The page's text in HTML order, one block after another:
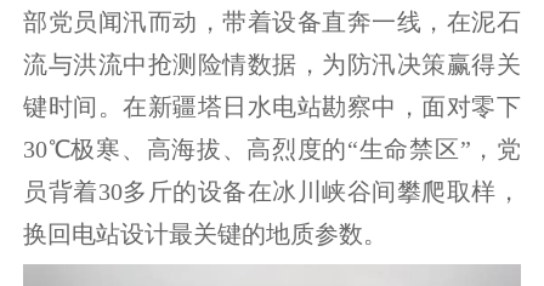
部党员闻汛而动，带着设备直奔一线，在泥石
流与洪流中抢测险情数据，为防汛决策赢得关
键时间。在新疆塔日水电站勘察中，面对零下
30℃极寒、高海拔、高烈度的“生命禁区”，党
员背着30多斤的设备在冰川峡谷间攀爬取样，
换回电站设计最关键的地质参数。